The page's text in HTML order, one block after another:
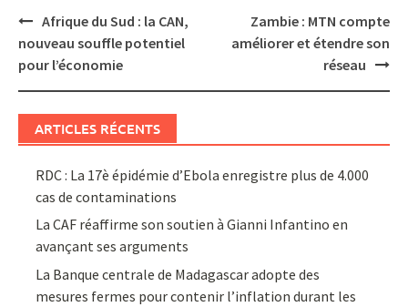
Post
navigation
Afrique du Sud : la CAN,
nouveau souffle potentiel
pour l’économie
Zambie : MTN compte
améliorer et étendre son
réseau
ARTICLES RÉCENTS
RDC : La 17è épidémie d’Ebola enregistre plus de 4.000
cas de contaminations
La CAF réaffirme son soutien à Gianni Infantino en
avançant ses arguments
La Banque centrale de Madagascar adopte des
mesures fermes pour contenir l’inflation durant les